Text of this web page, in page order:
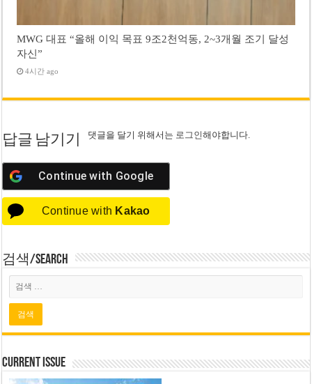
MWG 대표 “올해 이익 목표 9조2천억동, 2~3개월 조기 달성
자신”
4시간 ago
답글 남기기 댓글을 달기 위해서는 로그인해야합니다.
Continue with Google
Continue with Kakao
검색/Search
Current Issue